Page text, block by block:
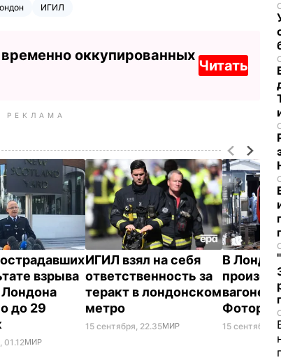
ИГИЛ
оккупированных
Читать
РЕКЛАМА
взрыва
до 29
01.12МИР
ИГИЛ взял на себя
ответственность за
теракт в лондонском
метро
15 сентября, 22.35МИР
В
вагоне
15 сентября,